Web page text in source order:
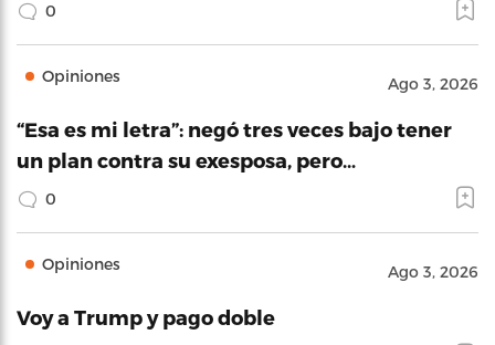
0
Opiniones Ago 3, 2026
“Esa es mi letra”: negó tres veces bajo tener
un plan contra su exesposa, pero…
0
Opiniones Ago 3, 2026
Voy a Trump y pago doble